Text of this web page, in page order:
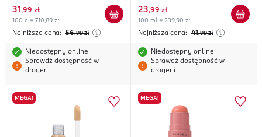
31 ,99 zł
100 g = 710,89 zł
Najniższa cena: 56,99 zł
Niedostępny online
Sprawdź dostępność w
drogerii
23,99 zł
100 ml = 239,90 zł
Najniższa cena: 41,99 zł
Niedostępny online
Sprawdź dostępność w
drogerii
MEGA! MEGA!